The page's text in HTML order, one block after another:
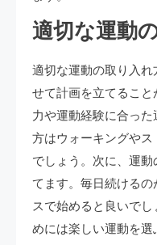
適切な運動
適切な運動の取り入
せて計画を立てるこ
力や運動経験に合っ
方はウォーキングや
でしょう。次に、運
てます。毎日続ける
スで始めると良いで
めには楽しい運動を